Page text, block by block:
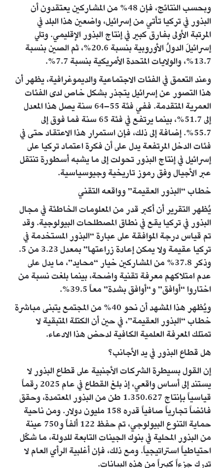
وبحسب النتائج، فإن 48% من المشاركين يعتقدون أن
البذور في تركيا تأتي من إسرائيل، واضعين هذا البلد في
المرتبة الأولى بفارق كبير في إنتاج البذور الإقليمي. وتلي
إسرائيلَ الدولُ الأوروبية بنسبة 20.6%، ثم الصين بنسبة
13.7%، والولايات المتحدة الأمريكية بنسبة 7.7%.
وعند التعمق في الفئات الاجتماعية والديموغرافية، يظهر أن
هذا التصور عن إسرائيل يتجذر بشكل خاص لدى الفئات
العمرية المتقدمة. ففي فئة 55–64 سنة يصل هذا المعدل
إلى 51.7%، بينما يرتفع في فئة 65 سنة فما فوق إلى
55.7%. إضافة إلى ذلك، فإن استمرار هذا الاعتقاد حتى في
فئات الدخل المرتفعة يدل على أن فكرة اعتماد تركيا على
إسرائيل في إنتاج البذور تحولت إلى ما يشبه أسطورة تنتقل
عبر الأجيال وفق رموز تاريخية وجيوسياسية.
خطاب “البذور العقيمة” وواقعه التقني
يُظهر التقرير أن أكبر قدر من المعلومات الخاطئة في مجال
البذور في تركيا يقع في نطاق المصطلحات البيولوجية. وقد
تم قياس درجة الموافقة على عبارة “البذور المستخدمة في
تركيا عقيمة ولا يمكن إعادة زراعتها” بمعدل 3.23 من 5.
وذكر 37.8% من المشاركين خيار “محايد”، ما يدل على
عدم امتلاكهم معرفة تقنية واضحة، بينما بلغت نسبة من
اختاروا “أوافق” و“أوافق بشدة” معاً 39.5%.
ويُظهر هذا المشهد أن نحو 40% من المجتمع يتبنى مباشرة
خطاب “البذور العقيمة”، في حين أن الكتلة المتبقية لا
تمتلك المعرفة العلمية الكافية لدحض هذا الادعاء.
هل قطاع البذور في يد الأجانب؟
إن القول بسيطرة الشركات الأجنبية على قطاع البذور لا
يستند إلى أساس واقعي، إذ بلغ القطاع في عام 2025 رقماً
قياسياً بإنتاج 1.350.627 طن من البذور المعتمدة، وحقق
فائضاً تجارياً صافياً قدره 158 مليون دولار. ومن ناحية
حماية التنوع البيولوجي، تم حفظ 122 ألفاً و750 عينة
من البذور المحلية في بنوك الجينات التابعة للدولة، ما شكّل
احتياطياً استراتيجياً. ومع ذلك، فإن أغلبية الرأي العام لا